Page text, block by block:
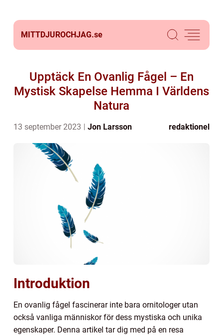
MITTDJUROCHJAG.se
Upptäck En Ovanlig Fågel – En
Mystisk Skapelse Hemma I Världens
Natura
13 september 2023 Jon Larsson redaktionel
Introduktion
En ovanlig fågel fascinerar inte bara ornitologer utan
också vanliga människor för dess mystiska och unika
egenskaper. Denna artikel tar dig med på en resa